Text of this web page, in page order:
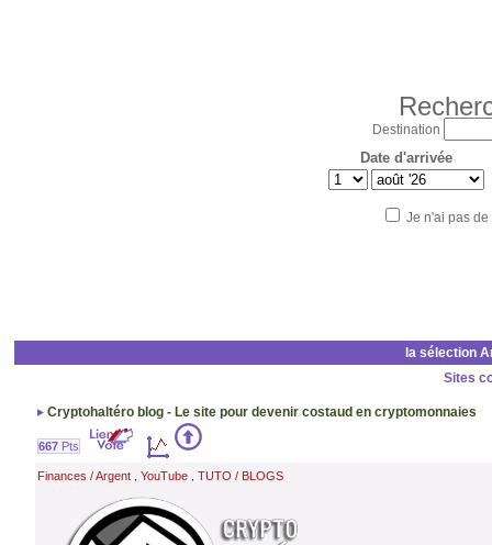
Destination
Date d'arrivée
Je n'ai pas
la sélection
Sites
Cryptohaltéro blog - Le site pour devenir costaud en cryptomonnaies
667Pts
Finances / Argent, YouTube, TUTO / BLOGS